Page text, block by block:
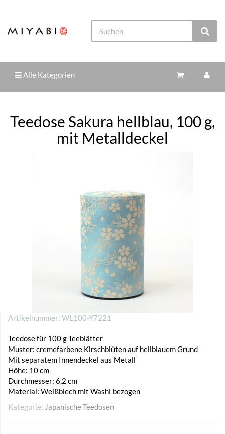
Alle Kategorien
Teedose Sakura hellblau, 100 g,
mit Metalldeckel
Artikelnummer: WL100-Y7221
Teedose für 100 g Teeblätter
Muster: cremefarbene Kirschblüten auf hellblauem Grund
Mit separatem Innendeckel aus Metall
Höhe: 10 cm
Durchmesser: 6,2 cm
Material: Weißblech mit Washi bezogen
Kategorie: Japanische Teedosen